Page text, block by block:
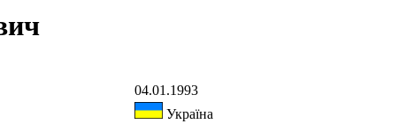
04.01.1993
Україна